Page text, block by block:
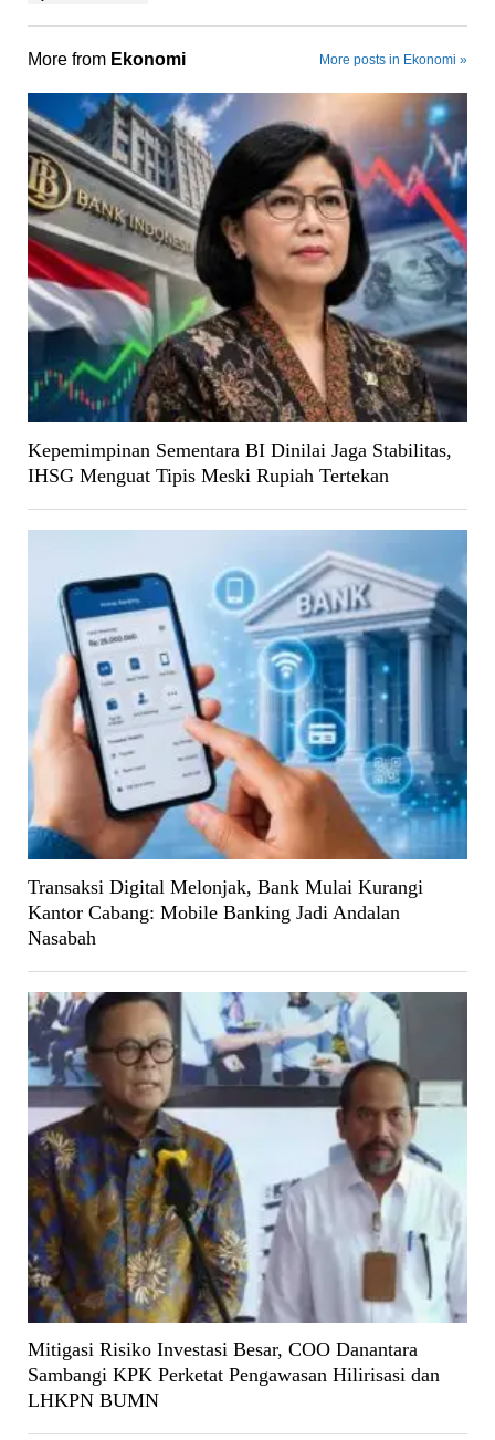
More from Ekonomi More posts in Ekonomi »
Kepemimpinan Sementara BI Dinilai Jaga Stabilitas,
IHSG Menguat Tipis Meski Rupiah Tertekan
Transaksi Digital Melonjak, Bank Mulai Kurangi
Kantor Cabang: Mobile Banking Jadi Andalan
Nasabah
Mitigasi Risiko Investasi Besar, COO Danantara
Sambangi KPK Perketat Pengawasan Hilirisasi dan
LHKPN BUMN